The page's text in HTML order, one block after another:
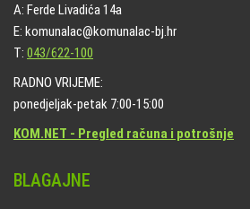
A: Ferde Livadića 14a
E: komunalac@komunalac-bj.hr
T: 043/622-100
RADNO VRIJEME:
ponedjeljak-petak 7:00-15:00
KOM.NET - Pregled računa i potrošnje
BLAGAJNE